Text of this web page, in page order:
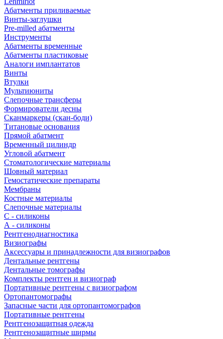
Абатменты приливаемые
Винты-заглушки
Pre-milled абатменты
Инструменты
Абатменты временные
Абатменты пластиковые
Аналоги имплантатов
Винты
Втулки
Мультиюниты
Слепочные трансферы
Формирователи десны
Сканмаркеры (скан-боди)
Титановые основания
Прямой абатмент
Временный цилиндр
Угловой абатмент
Стоматологические материалы
Шовный материал
Гемостатические препараты
Мембраны
Костные материалы
Слепочные материалы
C - силиконы
А - силиконы
Рентгенодиагностика
Визиографы
Аксессуары и принадлежности для визиографов
Дентальные рентгены
Дентальные томографы
Комплекты рентген и визиограф
Портативные рентгены с визиографом
Ортопантомографы
Запасные части для ортопантомографов
Портативные рентгены
Рентгенозащитная одежда
Рентгенозащитные ширмы